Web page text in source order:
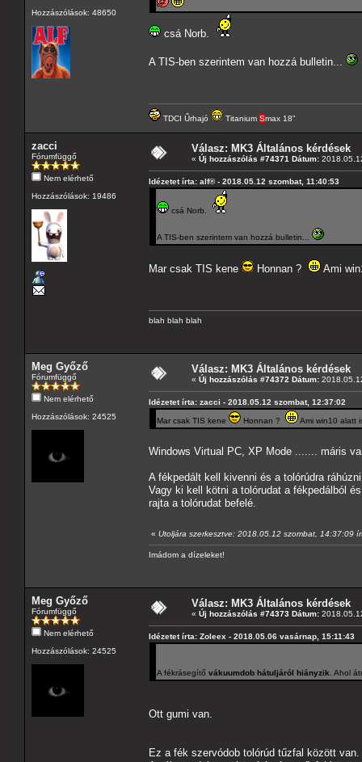
Hozzászólások: 48650
csá Norb.
A TIS-ben szerintem van hozzá bulletin...
TDCI Űrhajó Titanium Smax 18"
zacci
Fórumfüggő
Nem elérhető
Hozzászólások: 19486
Válasz: MK3 Általános kérdések
« Új hozzászólás #74371 Dátum:
Idézetet írta: alf® - 2018.05.12 szombat, 11:40:53
csá Norb.
A TIS-ben szerintem van hozzá bulletin...
Mar csak TIS kene Honnan ? Ami
blah blah blah
Meg Győző
Fórumfüggő
Nem elérhető
Hozzászólások: 24525
Válasz: MK3 Általános kérdések
« Új hozzászólás #74372 Dátum:
Idézetet írta: zacci - 2018.05.12 szombat, 12:37:02
Mar csak TIS kene Honnan ? Ami win10 alatt
Windows Virtual PC, XP Mode ....... máris
A fékpedált kell kivenni és a tolórúdra
Vagy ki kell kötni a tolórudat a fékpedálból
rajta a tolórudat befelé.
« Utoljára szerkesztve: 2018.05.12 szombat, 14:37:09
Imádom a dízeleket!
Meg Győző
Fórumfüggő
Nem elérhető
Hozzászólások: 24525
Válasz: MK3 Általános kérdések
« Új hozzászólás #74373 Dátum:
Idézetet írta: Zoleex - 2018.05.06 vasárnap, 15:11:43
A fékrásegítő vákuumdob hátuljáról hiányzik . Ahol
Ott gumi van.
Ez a fék szervódob tolórúd tűzfal között van.